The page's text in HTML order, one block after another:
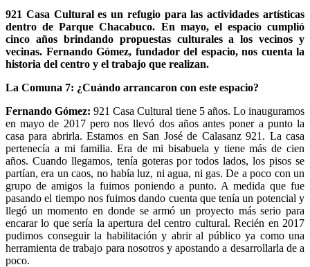
921 Casa Cultural es un refugio para las actividades artísticas
dentro de Parque Chacabuco. En mayo, el espacio cumplió
cinco años brindando propuestas culturales a los vecinos y
vecinas. Fernando Gómez, fundador del espacio, nos cuenta la
historia del centro y el trabajo que realizan.
La Comuna 7: ¿Cuándo arrancaron con este espacio?
Fernando Gómez: 921 Casa Cultural tiene 5 años. Lo inauguramos
en mayo de 2017 pero nos llevó dos años antes poner a punto la
casa para abrirla. Estamos en San José de Calasanz 921. La casa
pertenecía a mi familia. Era de mi bisabuela y tiene más de cien
años. Cuando llegamos, tenía goteras por todos lados, los pisos se
partían, era un caos, no había luz, ni agua, ni gas. De a poco con un
grupo de amigos la fuimos poniendo a punto. A medida que fue
pasando el tiempo nos fuimos dando cuenta que tenía un potencial y
llegó un momento en donde se armó un proyecto más serio para
encarar lo que sería la apertura del centro cultural. Recién en 2017
pudimos conseguir la habilitación y abrir al público ya como una
herramienta de trabajo para nosotros y apostando a desarrollarla de a
poco.